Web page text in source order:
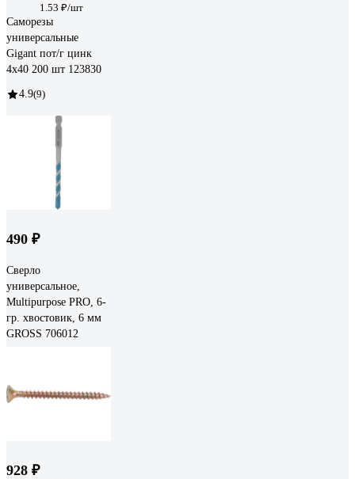
1.53 ₽/шт
Саморезы
универсальные
Gigant пот/г цинк
4x40 200 шт 123830
4.9(9)
490 ₽
Сверло
универсальное,
Multipurpose PRO, 6-
гр. хвостовик, 6 мм
GROSS 706012
928 ₽